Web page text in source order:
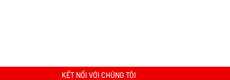
KẾT NỐI VỚI CHÚNG TÔI